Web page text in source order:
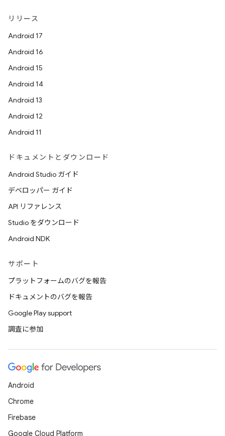
リリース
Android 17
Android 16
Android 15
Android 14
Android 13
Android 12
Android 11
ドキュメントとダウンロード
Android Studio ガイド
デベロッパー ガイド
API リファレンス
Studio をダウンロード
Android NDK
サポート
プラットフォームのバグを報告
ドキュメントのバグを報告
Google Play support
調査に参加
Android
Chrome
Firebase
Google Cloud Platform